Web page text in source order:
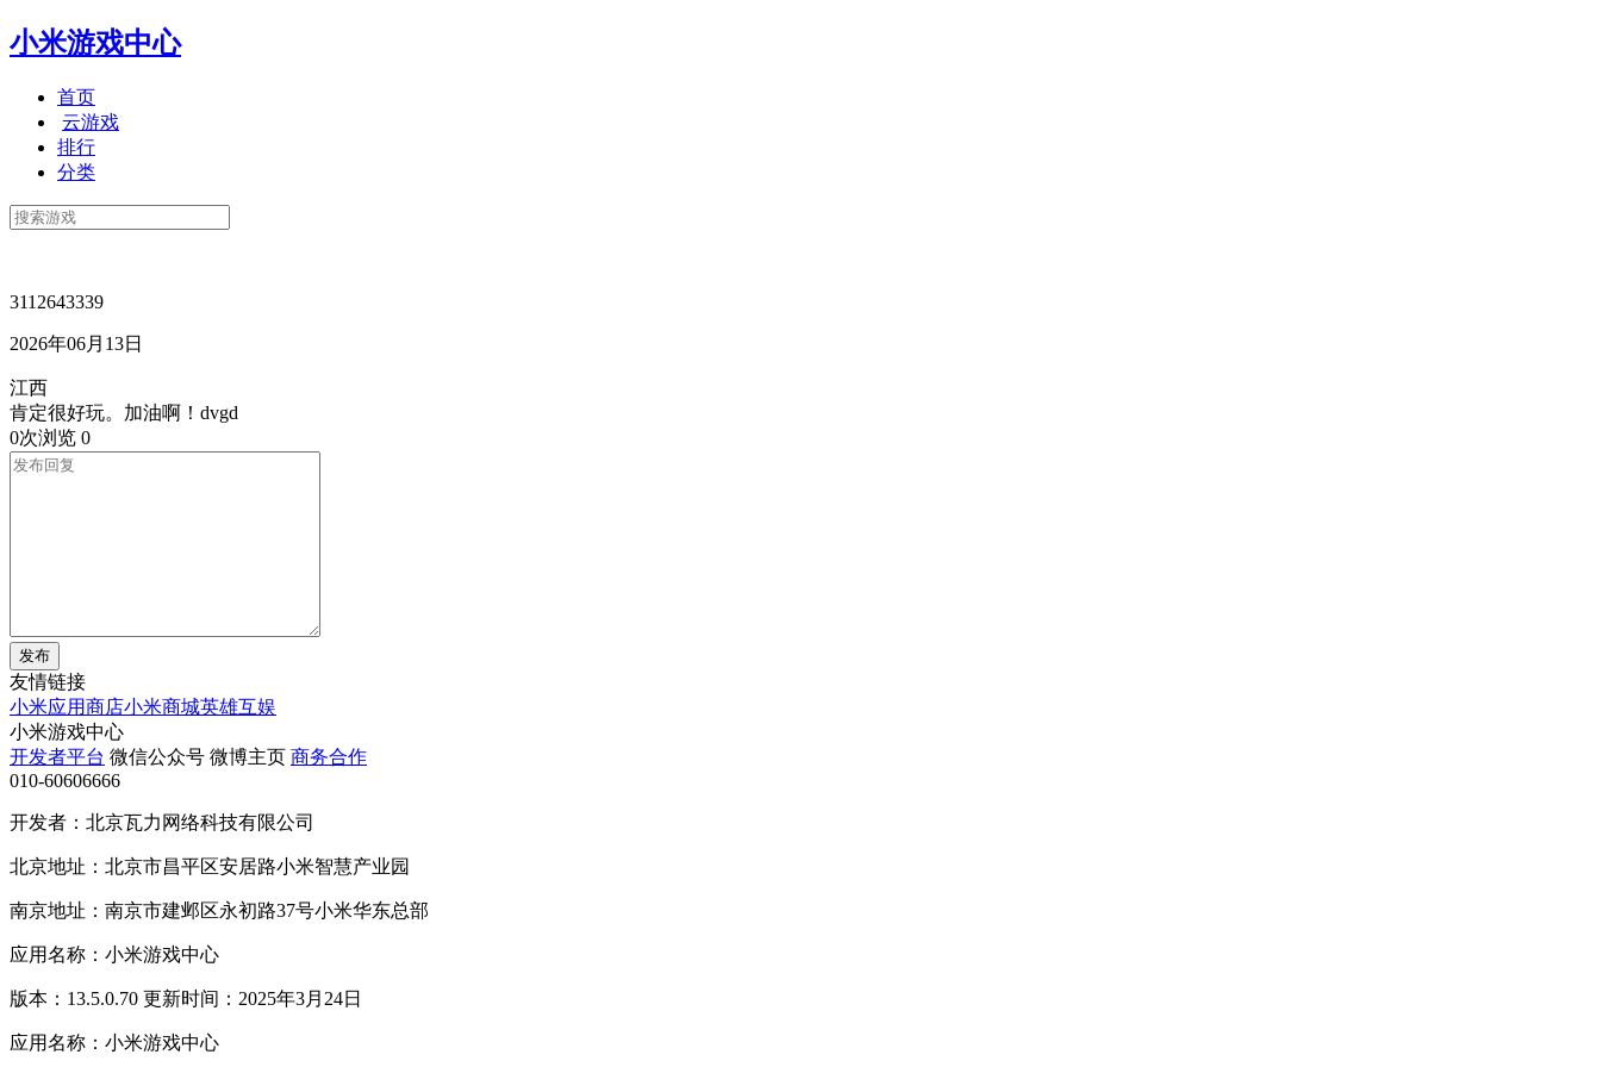
小米游戏中心
首页
云游戏
排行
分类
3112643339
2026年06月13日
江西
肯定很好玩。加油啊！dvgd
0次浏览 0
发布
友情链接
小米应用商店小米商城英雄互娱
小米游戏中心
开发者平台 微信公众号 微博主页 商务合作
010-60606666
开发者：北京瓦力网络科技有限公司
北京地址：北京市昌平区安居路小米智慧产业园
南京地址：南京市建邺区永初路37号小米华东总部
应用名称：小米游戏中心
版本：13.5.0.70 更新时间：2025年3月24日
应用名称：小米游戏中心